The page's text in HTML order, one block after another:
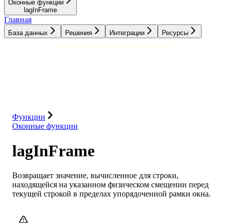
Оконные функции
lagInFrame
Главная
База данных Решения Интеграции Ресурсы
Функции
Оконные функции
lagInFrame
Возвращает значение, вычисленное для строки,
находящейся на указанном физическом смещении перед
текущей строкой в пределах упорядоченной рамки окна.